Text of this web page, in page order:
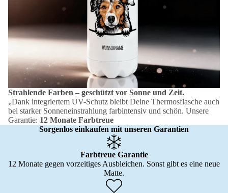
Strahlende Farben – geschützt vor Sonne und Zeit.
„Dank integriertem UV-Schutz bleibt Deine Thermosflasche auch
bei starker Sonneneinstrahlung farbintensiv und schön. Unsere
Garantie: 12 Monate Farbtreue
Sorgenlos einkaufen mit unseren Garantien
Farbtreue Garantie
12 Monate gegen vorzeitiges Ausbleichen. Sonst gibt es eine neue
Matte.